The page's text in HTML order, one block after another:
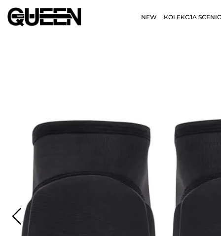
NEW KOLEKCJA